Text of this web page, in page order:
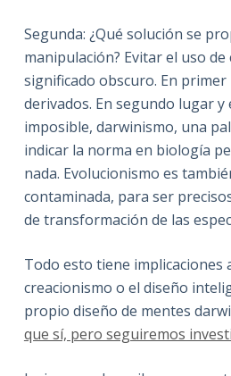
Segunda: ¿Qué solución se
manipulación? Evitar el uso
significado obscuro. En
derivados. En segundo lugar y
imposible, darwinismo, una
indicar la norma en biología
nada. Evolucionismo es
contaminada, para ser
de transformación de las
Todo esto tiene implicaciones
creacionismo o el diseño
propio diseño de mentes
que sí, pero seguiremos